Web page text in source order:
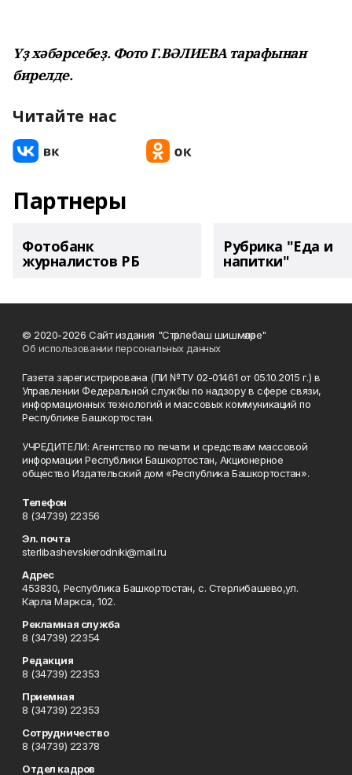
Үҙ хәбәрсебеҙ. Фото Г.ВӘЛИЕВА тарафынан
бирелде.
Читайте нас
Партнеры
Фотобанк
журналистов РБ
Рубрика "Еда и
напитки"
© 2020-2026 Сайт издания "Стәрлебаш шишмәләре"
Об использовании персональных данных
Газета зарегистрирована (ПИ №ТУ 02-01461 от 05.10.2015 г.) в
Управлении Федеральной службы по надзору в сфере связи,
информационных технологий и массовых коммуникаций по
Республике Башкортостан.
УЧРЕДИТЕЛИ: Агентство по печати и средствам массовой
информации Республики Башкортостан, Акционерное
общество Издательский дом «Республика Башкортостан».
Телефон
8 (34739) 22356
Эл. почта
sterlibashevskierodniki@mail.ru
Адрес
453830, Республика Башкортостан, c. Стерлибашево,ул.
Карла Маркса, 102.
Рекламная служба
8 (34739) 22354
Редакция
8 (34739) 22353
Приемная
8 (34739) 22353
Сотрудничество
8 (34739) 22378
Отдел кадров